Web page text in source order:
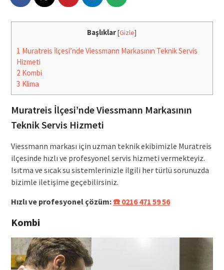
Başlıklar[Gizle]
1 Muratreis İlçesi’nde Viessmann Markasının Teknik Servis
Hizmeti
2 Kombi
3 Klima
Muratreis İlçesi’nde Viessmann Markasının
Teknik Servis Hizmeti
Viessmann markası için uzman teknik ekibimizle Muratreis
ilçesinde hızlı ve profesyonel servis hizmeti vermekteyiz.
Isıtma ve sıcak su sistemlerinizle ilgili her türlü sorunuzda
bizimle iletişime geçebilirsiniz.
Hızlı ve profesyonel çözüm:☎️ 0216 471 59 56
Kombi